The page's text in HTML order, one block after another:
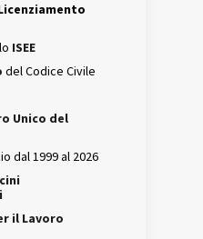
ISEE
del Codice Civile
Unico del
dal 1999 al 2026
il Lavoro